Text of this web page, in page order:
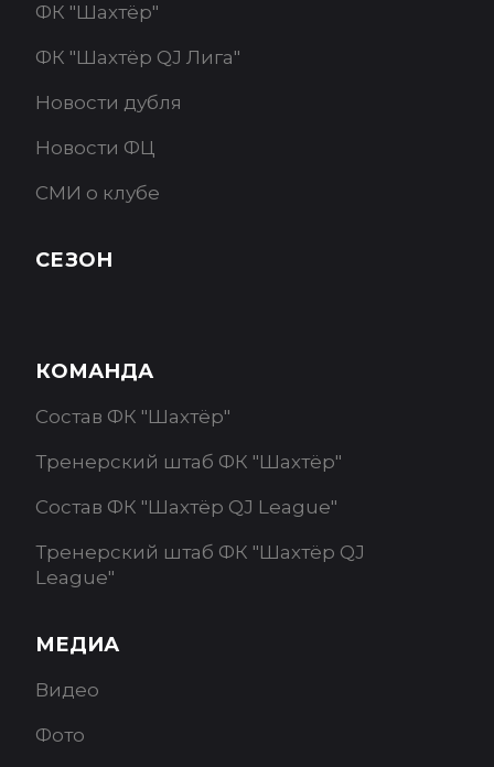
ФК "Шахтёр"
ФК "Шахтёр QJ Лига"
Новости дубля
Новости ФЦ
СМИ о клубе
СЕЗОН
КОМАНДА
Состав ФК "Шахтёр"
Тренерский штаб ФК "Шахтёр"
Состав ФК "Шахтёр QJ League"
Тренерский штаб ФК "Шахтёр QJ
League"
МЕДИА
Видео
Фото